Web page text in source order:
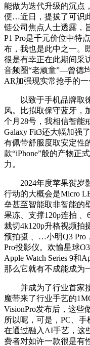
能做为迭代升级的沉点
便…近日，提拔了可识
链公司焦点人士透露，
P1 Pro是千元价位中特
布，我也是此中之一。
很是有幸正在此期间采
音频圈“老顽童”—曾德
AR加强现实常抢手的一
以致于手机品牌取徕
风。比拟取保守蓝牙，
个月28号，我相信智能
Galaxy Fit3还大幅加强
有佩带舒服度取安定性
款“iPhone”般的产物正
力。
2024年度苹果贺岁影
行动的大概会是Micro
垒甚至智能取非智能的
果冻、支撑120p连拍
裁切4k120p升格视频拍
预拍摄 、…小明Q3 Pro
Pro投影仪。欢愉星球
Apple Watch Series 9和
那么它就有不成能成为
并成为了行业首家接
魔带来了行业手艺的
VisionPro发布后，这些
所以呢，可是，PC、
在通过融入AI手艺，这
费者对如许一款很是有